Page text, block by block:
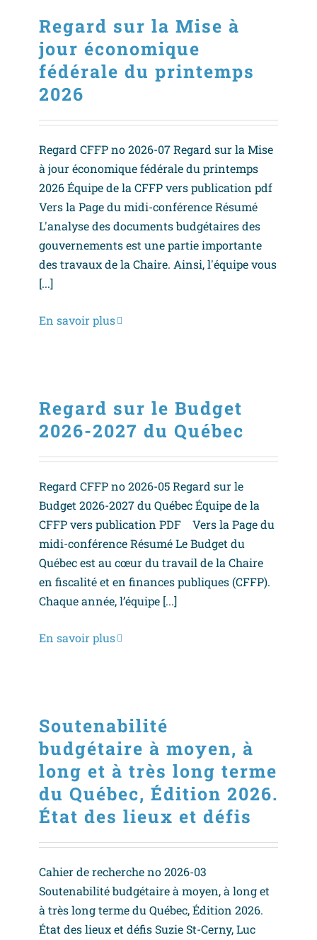
Regard sur la Mise à
jour économique
fédérale du printemps
2026
Regard CFFP no 2026-07 Regard sur la Mise
à jour économique fédérale du printemps
2026 Équipe de la CFFP vers publication pdf
Vers la Page du midi-conférence Résumé
L'analyse des documents budgétaires des
gouvernements est une partie importante
des travaux de la Chaire. Ainsi, l'équipe vous
[...]
En savoir plus
Regard sur le Budget
2026-2027 du Québec
Regard CFFP no 2026-05 Regard sur le
Budget 2026-2027 du Québec Équipe de la
CFFP vers publication PDF Vers la Page du
midi-conférence Résumé Le Budget du
Québec est au cœur du travail de la Chaire
en fiscalité et en finances publiques (CFFP).
Chaque année, l’équipe [...]
En savoir plus
Soutenabilité
budgétaire à moyen, à
long et à très long terme
du Québec, Édition 2026.
État des lieux et défis
Cahier de recherche no 2026-03
Soutenabilité budgétaire à moyen, à long et
à très long terme du Québec, Édition 2026.
État des lieux et défis Suzie St-Cerny, Luc